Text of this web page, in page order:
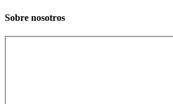
Sobre nosotros